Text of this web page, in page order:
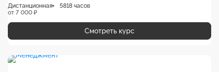
Дистанционная
5818 часов
от 7 000 ₽
Смотреть курс